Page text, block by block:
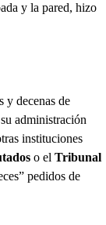
y la pared, hizo
y decenas de
administración
instituciones
o el Tribunal
pedidos de